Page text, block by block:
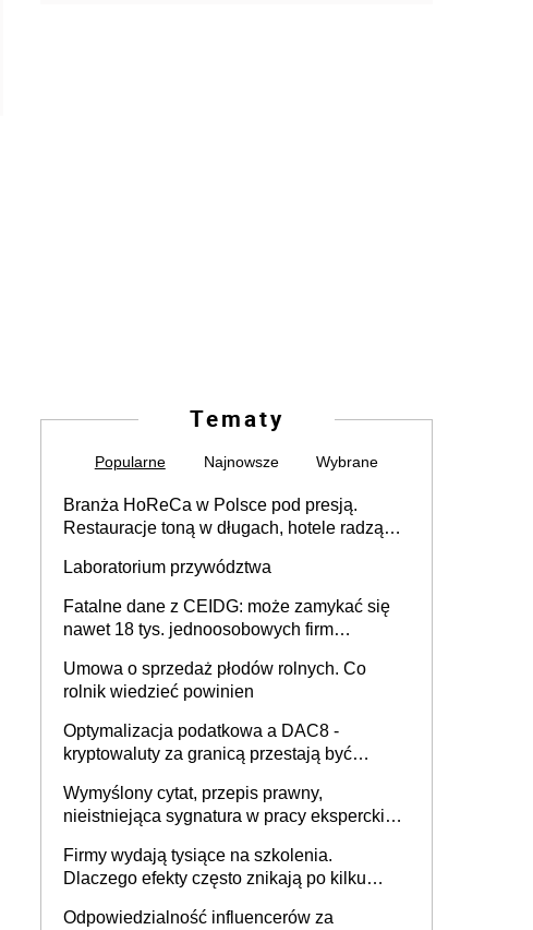
Tematy
Popularne Najnowsze Wybrane
Branża HoReCa w Polsce pod presją.
Restauracje toną w długach, hotele radzą
Laboratorium przywództwa
Fatalne dane z CEIDG: może zamykać się
nawet 18 tys. jednoosobowych firm
Umowa o sprzedaż płodów rolnych. Co
rolnik wiedzieć powinien
Optymalizacja podatkowa a DAC8 -
kryptowaluty za granicą przestają być
Wymyślony cytat, przepis prawny,
nieistniejąca sygnatura w pracy eksperckiej -
firmie
Firmy wydają tysiące na szkolenia.
Dlaczego efekty często znikają po kilku
Odpowiedzialność influencerów za